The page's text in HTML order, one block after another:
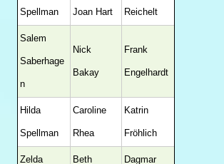
Spellman Joan Hart Reichelt
Salem
Saberhage
n
Nick
Bakay
Frank
Engelhardt
Hilda
Spellman
Caroline
Rhea
Katrin
Fröhlich
Zelda Beth Dagmar